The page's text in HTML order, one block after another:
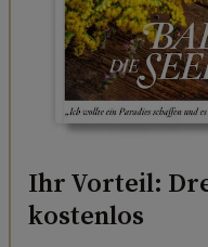
Ihr Vorteil:
kostenlos